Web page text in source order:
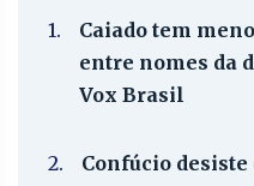
1.
Caiado tem
entre nomes da
Vox Brasil
2.
Confúcio desiste